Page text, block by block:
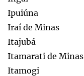
Ipuiúna
Iraí de Minas
Itajubá
Itamarati de Minas
Itamogi